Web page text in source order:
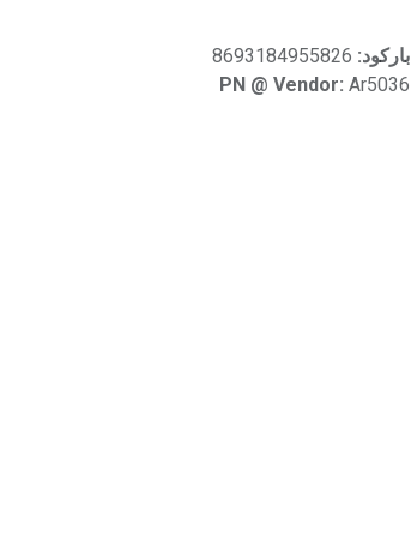
باركود: 8693184955826
PN @ Vendor: Ar5036